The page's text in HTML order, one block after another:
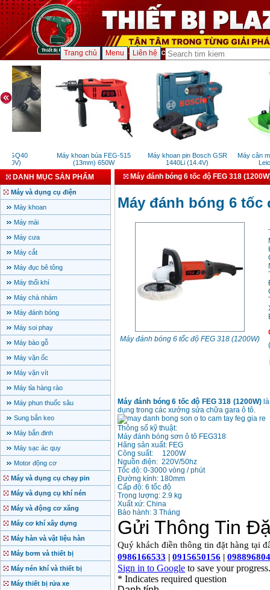
Trang chủ Menu Liên hệ
GQ40
Máy khoan búa FEG-515
(13mm) 650W
Máy khoan pin Bosch GSR
1440Li (14.4V)
Máy cân
DANH MỤC SẢN PHẨM
Máy và dụng cụ điện
Máy khoan
Máy mài
Máy cưa
Máy cắt
Máy đục bê tông
Máy thổi khí
Máy chà nhám
Máy đánh bóng
Máy soi phay
Máy bào gỗ
Máy vặn ốc
Máy vặn vít
Máy tỉa hàng rào
Máy phun thuốc sâu
Sung bắn keo
Máy bắn đinh
Máy sạc ác quy
Motor động cơ
Máy và dụng cụ chạy pin
Máy và dụng cụ khí nén
Máy và động cơ xăng
Máy cơ khí xây dựng
Máy hàn và vật liệu hàn
Máy bơm và thiết bị
Máy nén khí và thiết bị
Máy thiết bị rửa xe
Máy đánh bóng 6 tốc độ FEG 318
Máy đánh bóng 6 tốc
Máy đánh bóng 6 tốc độ FEG 318 (1200W)
(
Máy đánh bóng 6 tốc độ FEG 318 (1200W)là
dụng trong các xưởng sửa chữa gara ô tô.
Thông số kỹ thuật:
Máy đánh bóng sơn ô tô FEG318
Hãng sản xuất: FEG
Công suất: 1200W
Nguồn điện: 220V/50hz
Tốc độ: 0-3000 vòng / phút
Đường kính: 180mm
Cấp độ: 6 tốc độ
Trọng lượng: 2.9 kg
Xuất xứ: China
Bảo hành: 3 Tháng